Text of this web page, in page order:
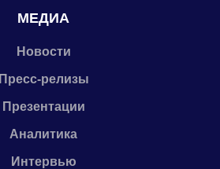
МЕДИА
Новости
Пресс-релизы
Презентации
Аналитика
Интервью